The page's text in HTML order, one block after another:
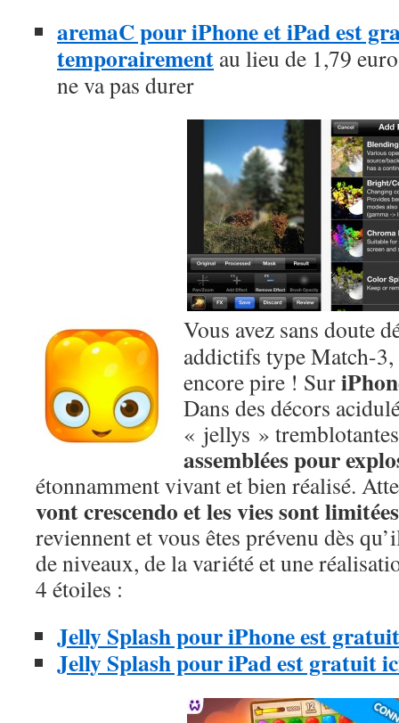
aremaC pour iPhone et iPad est
temporairement au lieu de 1,79
ne va pas durer
Vous avez sans doute
addictifs type Match-
encore pire ! Sur
Dans des décors
« jellys »
assemblées pour
étonnamment vivant et bien réalisé.
vont crescendo et les vies sont limitées
reviennent et vous êtes prévenu dès
de niveaux, de la variété et une
4 étoiles :
Jelly Splash pour iPhone est
Jelly Splash pour iPad est gratuit